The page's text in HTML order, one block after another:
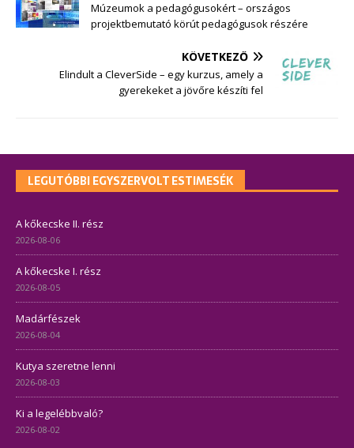
Múzeumok a pedagógusokért – országos
projektbemutató körút pedagógusok részére
KÖVETKEZŐ
Elindult a CleverSide – egy kurzus, amely a
gyerekeket a jövőre készíti fel
LEGUTÓBBI EGYSZERVOLT ESTIMESÉK
A kőkecske II. rész
2026-08-06
A kőkecske I. rész
2026-08-05
Madárfészek
2026-08-04
Kutya szeretne lenni
2026-08-03
Ki a legelébbvaló?
2026-08-02